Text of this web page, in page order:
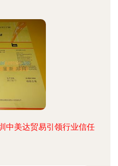
中美达贸易引领行业信任